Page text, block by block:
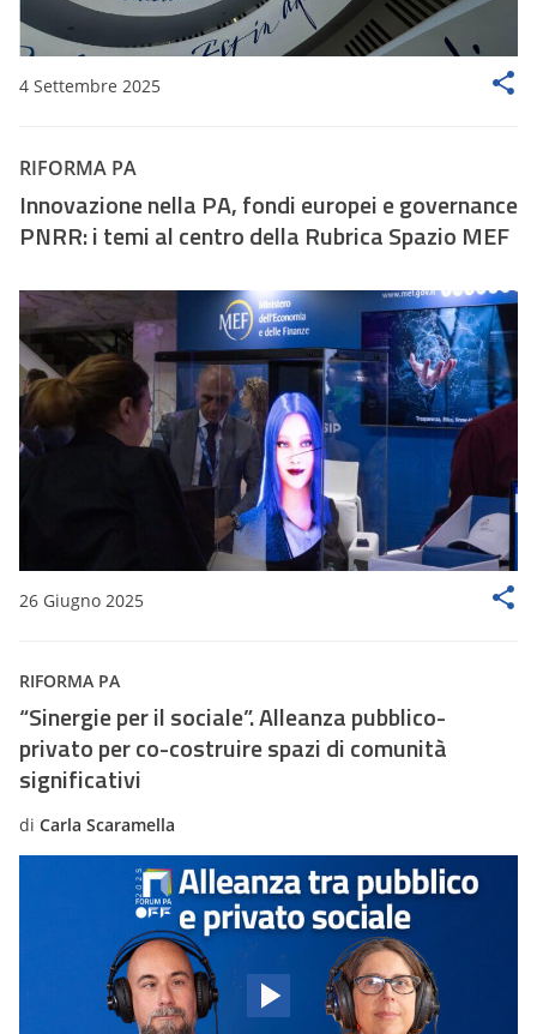
4 Settembre 2025
RIFORMA PA
Innovazione nella PA, fondi europei e governance
PNRR: i temi al centro della Rubrica Spazio MEF
26 Giugno 2025
RIFORMA PA
“Sinergie per il sociale”. Alleanza pubblico-
privato per co-costruire spazi di comunità
significativi
di Carla Scaramella